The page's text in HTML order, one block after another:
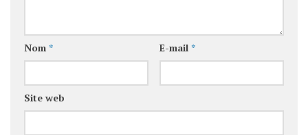
Nom * E-mail *
Site web